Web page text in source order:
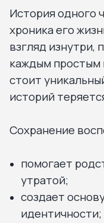
История одного
хроника его
взгляд изнутри,
каждым простым
стоит
историй
Сохранение
помогает
утратой;
создает
идентичности;